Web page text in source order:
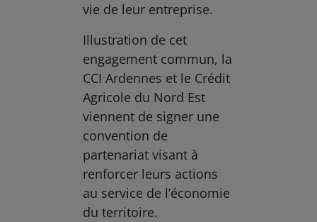
vie de leur entreprise.
Illustration de cet
engagement commun, la
CCI Ardennes et le Crédit
Agricole du Nord Est
viennent de signer une
convention de
partenariat visant à
renforcer leurs actions
au service de l’économie
du territoire.